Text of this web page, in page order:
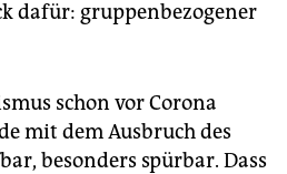
dafür: gruppenbezogener
schon vor Corona
mit dem Ausbruch des
besonders spürbar. Dass